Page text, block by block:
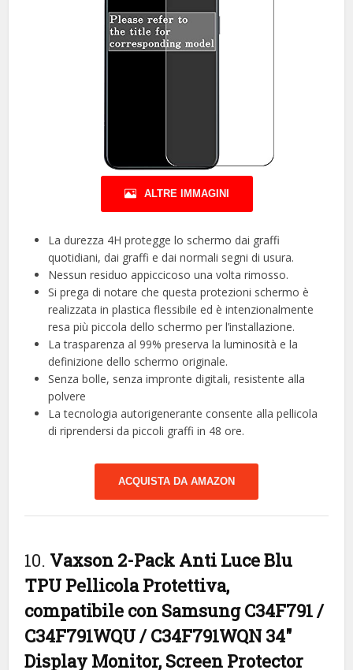
ALTRE IMMAGINI
La durezza 4H protegge lo schermo dai graffi
quotidiani, dai graffi e dai normali segni di usura.
Nessun residuo appiccicoso una volta rimosso.
Si prega di notare che questa protezioni schermo è
realizzata in plastica flessibile ed è intenzionalmente
resa più piccola dello schermo per l’installazione.
La trasparenza al 99% preserva la luminosità e la
definizione dello schermo originale.
Senza bolle, senza impronte digitali, resistente alla
polvere
La tecnologia autorigenerante consente alla pellicola
di riprendersi da piccoli graffi in 48 ore.
ACQUISTA DA AMAZON
10. Vaxson 2-Pack Anti Luce Blu
TPU Pellicola Protettiva,
compatibile con Samsung C34F791 /
C34F791WQU / C34F791WQN 34″
Display Monitor, Screen Protector